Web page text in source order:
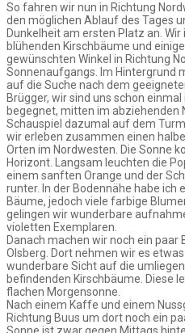
So fahren wir nun in Richtung
den möglichen Ablauf des Tages
Dunkelheit am ersten Platz an.
blühenden Kirschbäume und
gewünschten Winkel in Richtung
Sonnenaufgangs. Im Hintergrund
auf die Suche nach dem
Brügger, wir sind uns schon
begegnet, mitten im abziehenden
Schauspiel dazumal auf dem
wir erleben zusammen einen
Orten im Nordwesten. Die Sonne
Horizont. Langsam leuchten die
einem sanften Orange und der
runter. In der Bodennähe habe ich
Bäume, jedoch viele farbige
gelingen wir wunderbare
violetten Exemplaren.
Danach machen wir noch ein
Olsberg. Dort nehmen wir es
wunderbare Sicht auf die
befindenden Kirschbäume. Diese
flachen Morgensonne.
Nach einem Kaffe und einem
Richtung Buus um dort noch ein